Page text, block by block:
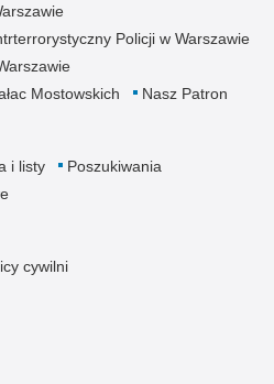
Policji w Warszawie
Mostowskich Nasz Patron
i listy
Poszukiwania
cywilni